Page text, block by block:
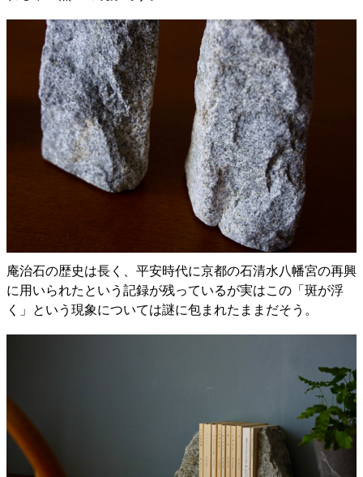
庵治石の歴史は長く、平安時代に京都の石清水八幡宮の再興
に用いられたという記録が残っているが実はこの「斑が浮
く」という現象については謎に包まれたままだそう。